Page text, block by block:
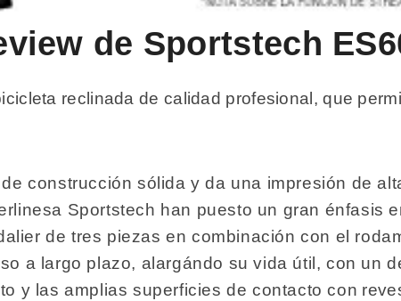
de Sportstech
reclinada de calidad profesional, que
construcción sólida y da una impresión de
Sportstech han puesto un gran énfasis
de tres piezas en combinación con el
a largo plazo, alargándo su vida útil, con un
y las amplias superficies de contacto con